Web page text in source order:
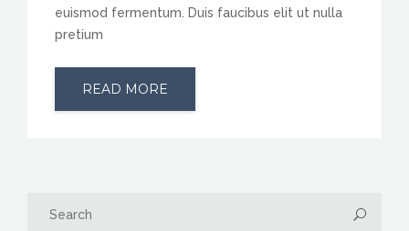
euismod fermentum. Duis faucibus elit ut nulla
pretium
READ MORE